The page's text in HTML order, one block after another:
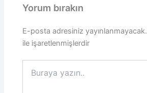
Yorum bırakın
E-posta adresiniz yayınlanmayacak.
ile işaretlenmişlerdir
yazın..